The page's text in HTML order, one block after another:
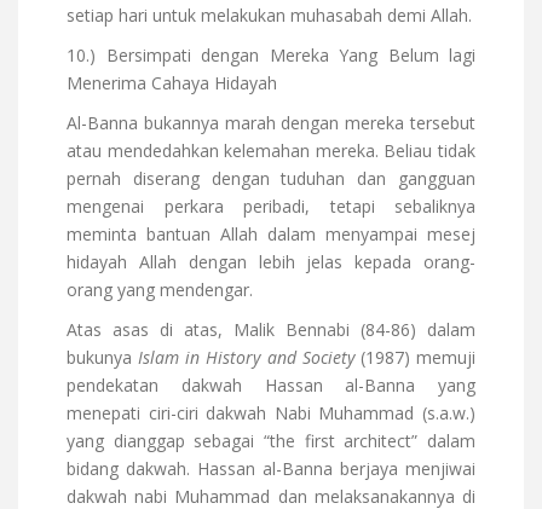
setiap hari untuk melakukan muhasabah demi Allah.
10.) Bersimpati dengan Mereka Yang Belum lagi
Menerima Cahaya Hidayah
Al-Banna bukannya marah dengan mereka tersebut
atau mendedahkan kelemahan mereka. Beliau tidak
pernah diserang dengan tuduhan dan gangguan
mengenai perkara peribadi, tetapi sebaliknya
meminta bantuan Allah dalam menyampai mesej
hidayah Allah dengan lebih jelas kepada orang-
orang yang mendengar.
Atas asas di atas, Malik Bennabi (84-86) dalam
bukunya Islam in History and Society(1987) memuji
pendekatan dakwah Hassan al-Banna yang
menepati ciri-ciri dakwah Nabi Muhammad (s.a.w.)
yang dianggap sebagai “the first architect” dalam
bidang dakwah. Hassan al-Banna berjaya menjiwai
dakwah nabi Muhammad dan melaksanakannya di